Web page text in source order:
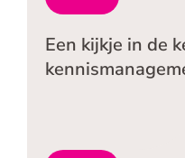
Een kijkje in de